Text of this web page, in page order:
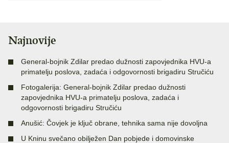
Najnovije
General-bojnik Zdilar predao dužnosti zapovjednika HVU-a
primatelju poslova, zadaća i odgovornosti brigadiru Stručiću
Fotogalerija: General-bojnik Zdilar predao dužnosti
zapovjednika HVU-a primatelju poslova, zadaća i
odgovornosti brigadiru Stručiću
Anušić: Čovjek je ključ obrane, tehnika sama nije dovoljna
U Kninu svečano obilježen Dan pobjede i domovinske